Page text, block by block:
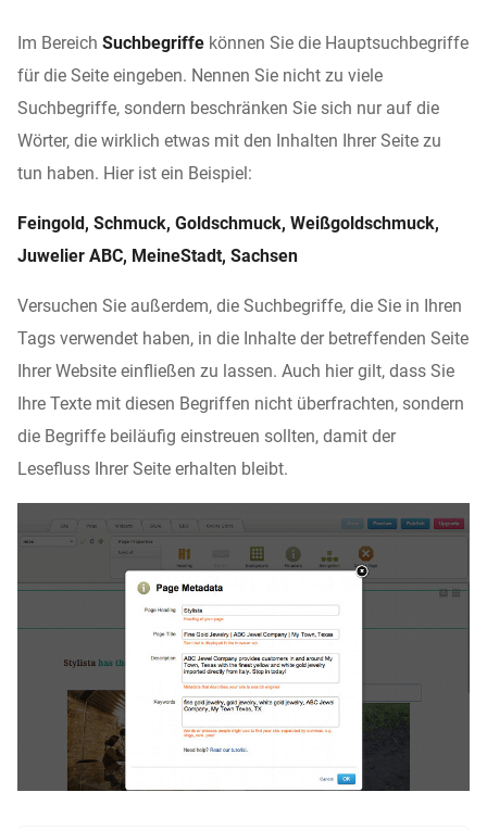
Im Bereich Suchbegriffe können Sie die Hauptsuchbegriffe
für die Seite eingeben. Nennen Sie nicht zu viele
Suchbegriffe, sondern beschränken Sie sich nur auf die
Wörter, die wirklich etwas mit den Inhalten Ihrer Seite zu
tun haben. Hier ist ein Beispiel:
Feingold, Schmuck, Goldschmuck, Weißgoldschmuck,
Juwelier ABC, MeineStadt, Sachsen
Versuchen Sie außerdem, die Suchbegriffe, die Sie in Ihren
Tags verwendet haben, in die Inhalte der betreffenden Seite
Ihrer Website einfließen zu lassen. Auch hier gilt, dass Sie
Ihre Texte mit diesen Begriffen nicht überfrachten, sondern
die Begriffe beiläufig einstreuen sollten, damit der
Lesefluss Ihrer Seite erhalten bleibt.